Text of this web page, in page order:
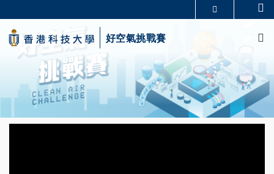
to
main
content
生活@科大
校園地圖及指南
CAREERS AT HKUST
教授簡錄
認識科大
好空氣挑戰賽